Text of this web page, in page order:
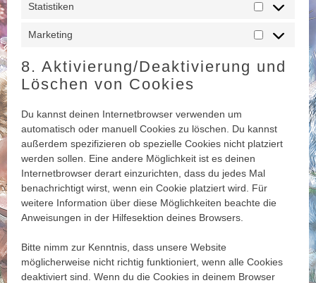
Statistiken
Statistiken
Marketing
Marketing
8. Aktivierung/Deaktivierung und
Löschen von Cookies
Du kannst deinen Internetbrowser verwenden um
automatisch oder manuell Cookies zu löschen. Du kannst
außerdem spezifizieren ob spezielle Cookies nicht platziert
werden sollen. Eine andere Möglichkeit ist es deinen
Internetbrowser derart einzurichten, dass du jedes Mal
benachrichtigt wirst, wenn ein Cookie platziert wird. Für
weitere Information über diese Möglichkeiten beachte die
Anweisungen in der Hilfesektion deines Browsers.
Bitte nimm zur Kenntnis, dass unsere Website
möglicherweise nicht richtig funktioniert, wenn alle Cookies
deaktiviert sind. Wenn du die Cookies in deinem Browser